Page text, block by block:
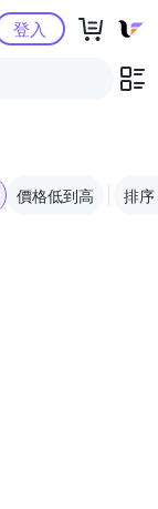
心
登入
價格低到高 排序